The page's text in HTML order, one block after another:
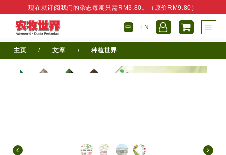
现在就订阅我们的杂志每期只需RM3.80。（原价RM9.80）
中 EN
主页 / 文章 / 种植世界